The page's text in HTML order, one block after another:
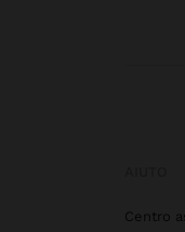
Centro